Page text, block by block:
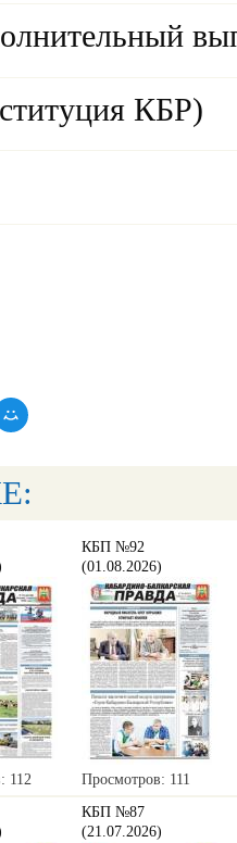
КБР)
112
КБП №92
(01.08.2026)
Просмотров: 111
КБП №87
(21.07.2026)